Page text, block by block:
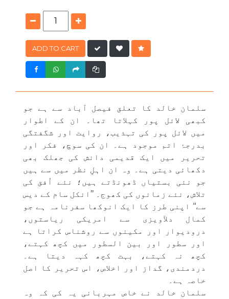
ADD TO CART
سلمان خالد کا تعلق فیصل آباد سے ہے جو
کبھی لائل پور کہلاتا تھا۔ ان کے اطوار
میں لائل پور کی تہذیب، روایت اور شگفتگی
بدرجۂ اتم موجود ہے۔ ان کی سوچ، فکر اور
تحریر میں ایک قدیمی دانش کی جھلک بھی
دکھائی دیتی ہے۔ وہ ان اہلِ نظر میں سے ہیں
جو نئی بستیاں ڈھونڈتے ہیں؛ نئے اُفق کی
تلاش، نئے زمانوں کی کھوج۔ ’’انکل سام کے دیس
سے‘‘ اپنی طرز کا ایک انوکھا سفرنامہ ہے جو
کمال دلآویزی سے امریکی ریاستوں،
درودیوار اور مکینوں سے روشناس کراتا ہے
اور سطور اور بین السطور میں کچھ کہتے،
کچھ نہ کہتے، بہت کچھ کہہ دیتا ہے۔
دردمندی، گداز اور اخلاص، اس تحریر کا اصل
خاصہ ہے۔
سلمان خالد نے خاص مہربانی یہ کی کہ وہ